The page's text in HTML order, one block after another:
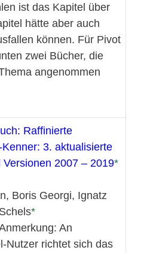
ist das Kapitel über
hätte aber auch
können. Für Pivot
zwei Bücher, die
angenommen
Raffinierte
3. aktualisierte
2007 – 2019
Boris Georgi, Ignatz
Schels
An
Nutzer richtet sich das